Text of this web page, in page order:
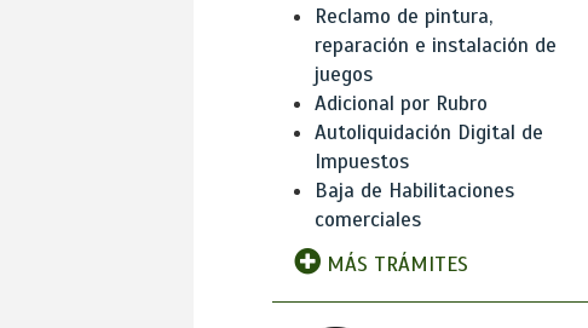
Reclamo de pintura,
reparación e instalación de
juegos
Adicional por Rubro
Autoliquidación Digital de
Impuestos
Baja de Habilitaciones
comerciales
MÁS TRÁMITES